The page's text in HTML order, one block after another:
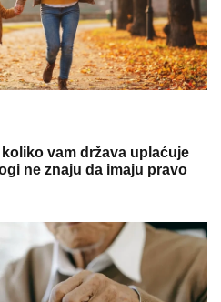
vam država uplaćuje
ne znaju da imaju pravo